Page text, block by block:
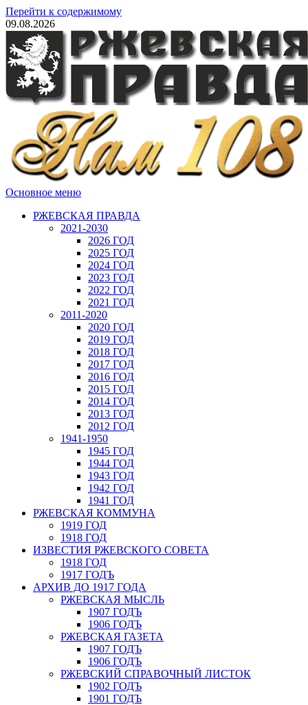
Перейти к содержимому
09.08.2026
Основное меню
РЖЕВСКАЯ ПРАВДА
2021-2030
2026 ГОД
2025 ГОД
2024 ГОД
2023 ГОД
2022 ГОД
2021 ГОД
2011-2020
2020 ГОД
2019 ГОД
2018 ГОД
2017 ГОД
2016 ГОД
2015 ГОД
2014 ГОД
2013 ГОД
2012 ГОД
1941-1950
1945 ГОД
1944 ГОД
1943 ГОД
1942 ГОД
1941 ГОД
РЖЕВСКАЯ КОММУНА
1919 ГОД
1918 ГОД
ИЗВЕСТИЯ РЖЕВСКОГО СОВЕТА
1918 ГОД
1917 ГОДЪ
АРХИВ ДО 1917 ГОДА
РЖЕВСКАЯ МЫСЛЬ
1907 ГОДЪ
1906 ГОДЪ
РЖЕВСКАЯ ГАЗЕТА
1907 ГОДЪ
1906 ГОДЪ
РЖЕВСКИЙ СПРАВОЧНЫЙ ЛИСТОК
1902 ГОДЪ
1901 ГОДЪ